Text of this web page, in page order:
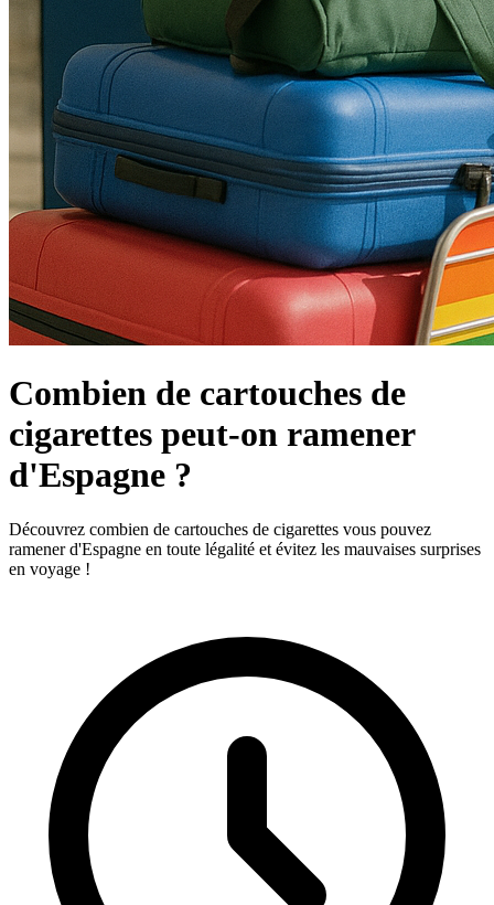
Combien de cartouches de
cigarettes peut-on ramener
d'Espagne ?
Découvrez combien de cartouches de cigarettes vous pouvez
ramener d'Espagne en toute légalité et évitez les mauvaises surprises
en voyage !